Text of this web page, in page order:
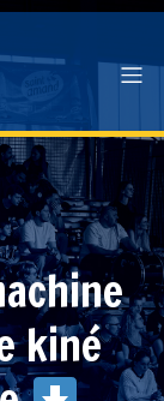
kiné